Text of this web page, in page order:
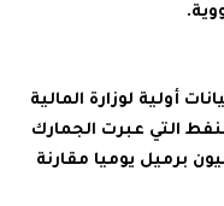
أولية لوزارة المالية
التي عبرت الجمارك
في مارس اذار الى 3.82 مليون برميل يوميا مقارنة